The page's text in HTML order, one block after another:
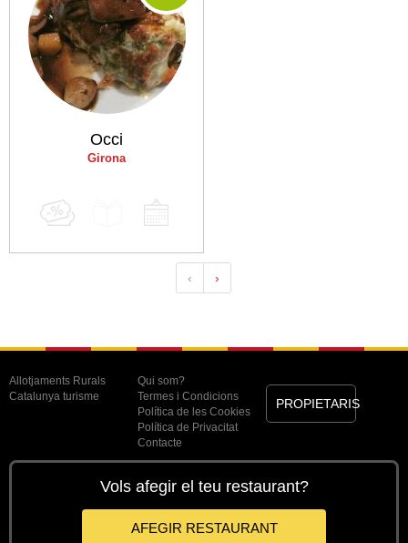
Occi
Girona
‹ ›
Allotjaments Rurals
Catalunya turisme
Qui som?
Termes i Condicions
Política de les Cookies
Política de Privacitat
Contacte
PROPIETARIS
Vols afegir el teu restaurant?
AFEGIR RESTAURANT